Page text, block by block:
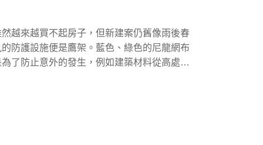
越來越買不起房子，但新建案仍舊像雨後春
防護設施便是鷹架。藍色、綠色的尼龍網布
了防止意外的發生，例如建築材料從高處